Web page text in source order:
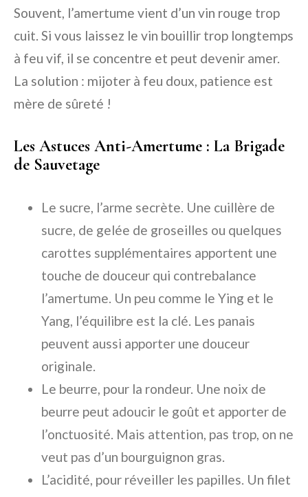
Souvent, l’amertume vient d’un vin rouge trop
cuit. Si vous laissez le vin bouillir trop longtemps
à feu vif, il se concentre et peut devenir amer.
La solution : mijoter à feu doux, patience est
mère de sûreté !
Les Astuces Anti-Amertume : La Brigade
de Sauvetage
Le sucre, l’arme secrète. Une cuillère de
sucre, de gelée de groseilles ou quelques
carottes supplémentaires apportent une
touche de douceur qui contrebalance
l’amertume. Un peu comme le Ying et le
Yang, l’équilibre est la clé. Les panais
peuvent aussi apporter une douceur
originale.
Le beurre, pour la rondeur. Une noix de
beurre peut adoucir le goût et apporter de
l’onctuosité. Mais attention, pas trop, on ne
veut pas d’un bourguignon gras.
L’acidité, pour réveiller les papilles. Un filet